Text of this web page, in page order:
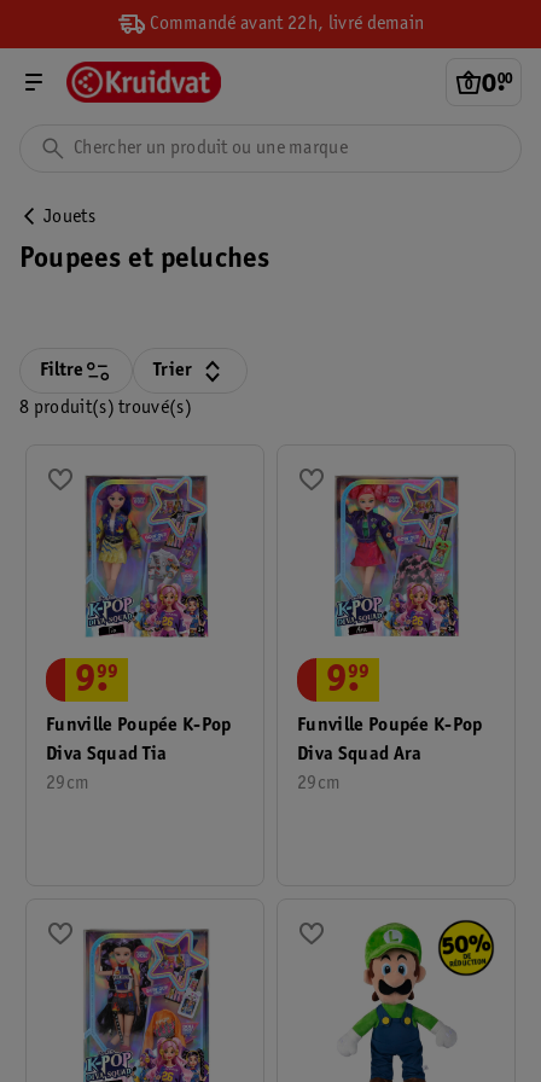
Commandé avant 22h, livré demain
0.
00
Jouets
Poupees et peluches
8 produit(s) trouvé(s)
Filtre Trier
Funville Poupée K-Pop
Diva Squad Tia
29cm
9.
99
Funville Poupée K-Pop
Diva Squad Ara
29cm
9.
99